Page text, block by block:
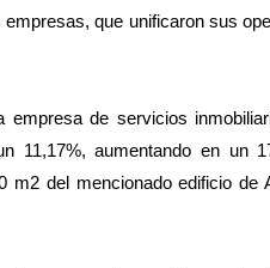
que unificaron sus
de servicios
11,17%, aumentando en un
m2 del mencionado edificio